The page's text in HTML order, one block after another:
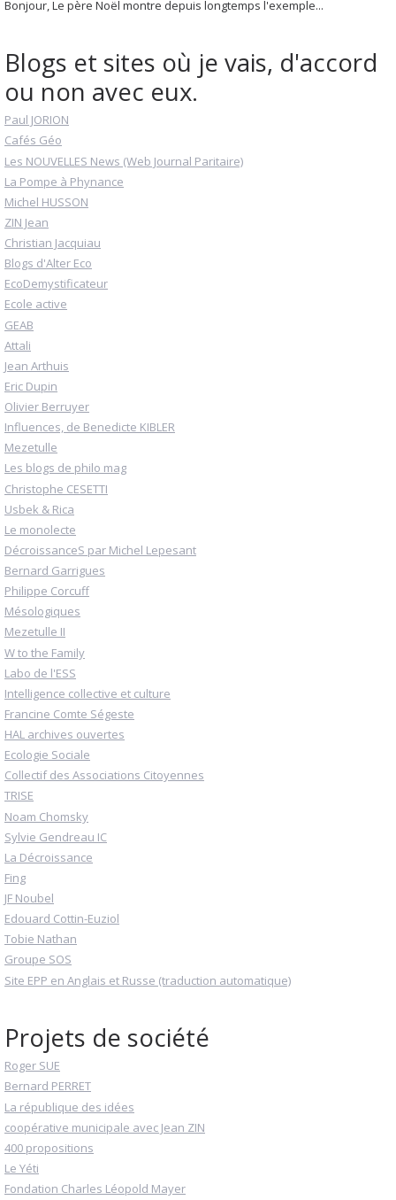
Bonjour, Le père Noël montre depuis longtemps l'exemple...
Blogs et sites où je vais, d'accord
ou non avec eux.
Paul JORION
Cafés Géo
Les NOUVELLES News (Web Journal Paritaire)
La Pompe à Phynance
Michel HUSSON
ZIN Jean
Christian Jacquiau
Blogs d'Alter Eco
EcoDemystificateur
Ecole active
GEAB
Attali
Jean Arthuis
Eric Dupin
Olivier Berruyer
Influences, de Benedicte KIBLER
Mezetulle
Les blogs de philo mag
Christophe CESETTI
Usbek & Rica
Le monolecte
DécroissanceS par Michel Lepesant
Bernard Garrigues
Philippe Corcuff
Mésologiques
Mezetulle II
W to the Family
Labo de l'ESS
Intelligence collective et culture
Francine Comte Ségeste
HAL archives ouvertes
Ecologie Sociale
Collectif des Associations Citoyennes
TRISE
Noam Chomsky
Sylvie Gendreau IC
La Décroissance
Fing
JF Noubel
Edouard Cottin-Euziol
Tobie Nathan
Groupe SOS
Site EPP en Anglais et Russe (traduction automatique)
Projets de société
Roger SUE
Bernard PERRET
La république des idées
coopérative municipale avec Jean ZIN
400 propositions
Le Yéti
Fondation Charles Léopold Mayer